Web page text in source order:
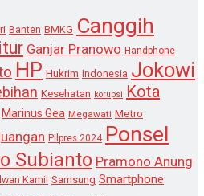
Banten BMKG Canggih
Ganjar Pranowo Handphone
HP Hukrim Indonesia Jokowi
Kesehatan korupsi Kota
Marinus Gea Megawati Metro
Pilpres 2024 Ponsel
Subianto Pramono Anung
Kamil Samsung Smartphone